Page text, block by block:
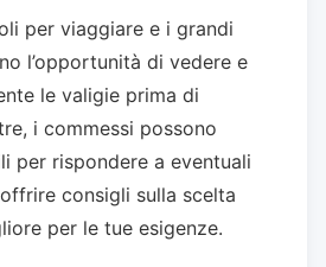
per viaggiare e i grandi
l’opportunità di vedere e
le valigie prima di
i commessi possono
per rispondere a eventuali
consigli sulla scelta
per le tue esigenze.